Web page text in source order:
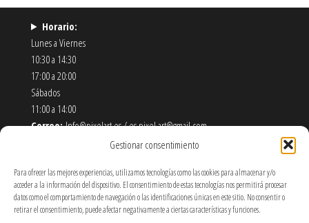
Gestionar consentimiento
Para ofrecer las mejores experiencias, utilizamos tecnologías como las cookies para almacenar y/o
acceder a la información del dispositivo. El consentimiento de estas tecnologías nos permitirá procesar
datos como el comportamiento de navegación o las identificaciones únicas en este sitio. No consentir o
retirar el consentimiento, puede afectar negativamente a ciertas características y funciones.
Horario:
Lunes a Viernes
10:30 a 14:30
17:00 a 20:00
Sábados
11:00 a 14:00
Correo:Info@pixelart.es / es.pixel.art@gmail.com
910 56 55 72
Móstoles-Madrid
Política de Envíos y Devoluciones